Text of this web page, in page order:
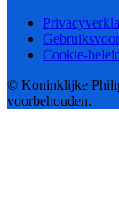
Cookie-
© Koninklijke
voorbehouden.